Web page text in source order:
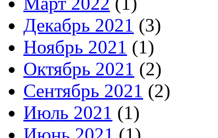
Декабрь 2021 (3)
Ноябрь 2021 (1)
Октябрь 2021 (2)
Сентябрь 2021 (2)
Июль 2021 (1)